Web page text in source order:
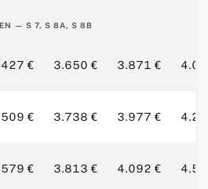
— S 7, S 8A, S 8B
€ 3.650 € 3.871 €
€ 3.738 € 3.977 €
€ 3.813 € 4.092 €